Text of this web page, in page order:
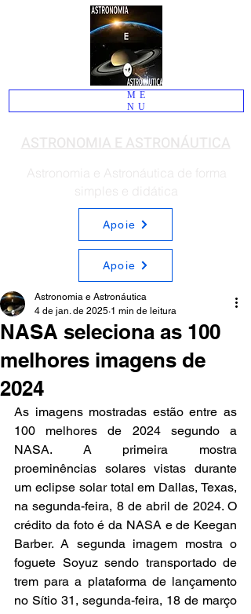
ASTRONOMIA E ASTRONÁUTICA
ME
NU
Astronomia e Astronáutica de forma
simples e didática
Apoie
Apoie
NASA seleciona as 100
melhores imagens de
2024
Astronomia e Astronáutica
4 de jan. de 2025 1 min de leitura
As imagens mostradas estão entre as
100 melhores de 2024 segundo a
NASA. A primeira mostra
proeminências solares vistas durante
um eclipse solar total em Dallas, Texas,
na segunda-feira, 8 de abril de 2024. O
crédito da foto é da NASA e de Keegan
Barber. A segunda imagem mostra o
foguete Soyuz sendo transportado de
trem para a plataforma de lançamento
no Sítio 31, segunda-feira, 18 de março